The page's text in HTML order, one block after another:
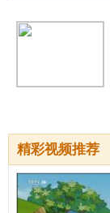
精彩视频推荐